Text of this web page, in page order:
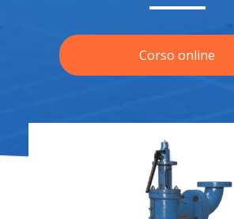
Corso online